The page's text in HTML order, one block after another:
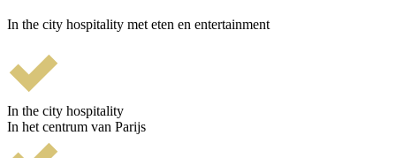
In the city hospitality met eten en entertainment
In the city hospitality
In het centrum van Parijs